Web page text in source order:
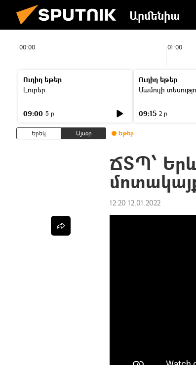
Արմենիա
00:00 01:00
Ուղիղ եթեր
Լուրեր
09:00 5 ր
Ուղիղ եթեր
Մամուլի
09:15 2 ր
Երեկ Այսօր Եթեր
ՃՏՊ՝
12:20 12.01.2022